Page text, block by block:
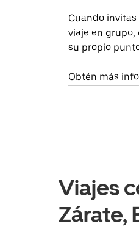
Cuando
viaje en grupo,
su propio
Obtén más
Viajes
Zárate,